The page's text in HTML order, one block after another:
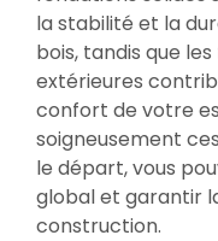
la stabilité et la
bois, tandis que
extérieures
confort de votre
soigneusement
le départ, vous
global et garantir
construction.